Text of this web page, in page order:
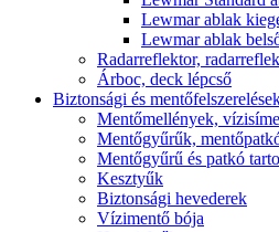
Lewmar ablak
Lewmar ablak
Radarreflektor,
Árboc, deck lépcső
Biztonsági és
Mentőmellények,
Mentőgyűrűk,
Mentőgyűrű és patkó
Kesztyűk
Biztonsági hevederek
Vízimentő bója